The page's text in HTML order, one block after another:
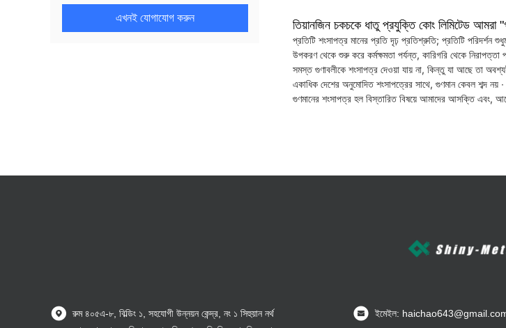
এখনই যোগাযোগ করুন
তিয়ানজিন চকচকে ধাতু প্রযুক্তি কোং লিমিটেড আমরা
প্রতিটি শংসাপত্র মানের প্রতি দৃঢ় প্রতিশ্রুতি; প্রতিটি পরিদর্শন
উপকরণ থেকে শুরু করে কর্মক্ষমতা পর্যন্ত, কারিগরি থেকে নিরাপত্তা
সমস্ত গুণাবলীকে শংসাপত্র দেওয়া যায় না, কিন্তু যা আছে তা
একাধিক দেশের অনুমোদিত শংসাপত্রের সাথে, গুণমান কেবল শব্দ নয় ∙
গুণমানের শংসাপত্র হল বিস্তারিত বিষয়ে আমাদের আসক্তি এবং,
রুম ৪০৫এ-৮, বিল্ডিং ১, সহযোগী উন্নয়ন কেন্দ্র, নং ১ সিহুয়ান নর্থ
ইমেইল: